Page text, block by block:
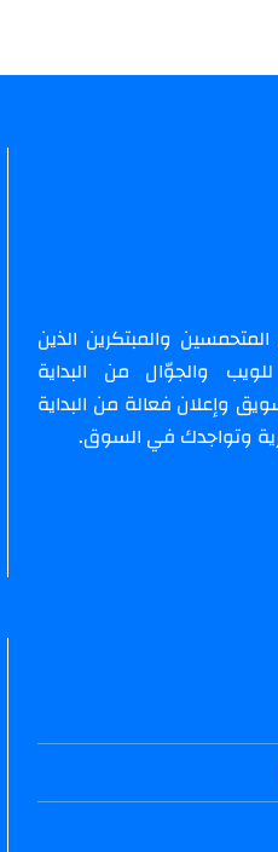
والمبتكرين الذين
والجوّال من البداية
وإعلان فعالة من البداية
وتواجدك في السوق.